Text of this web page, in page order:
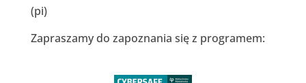
(pi)
Zapraszamy do zapoznania się z programem: